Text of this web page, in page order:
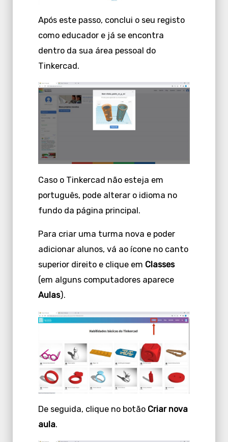
Após este passo, conclui o seu registo
como educador e já se encontra
dentro da sua área pessoal do
Tinkercad.
Caso o Tinkercad não esteja em
português, pode alterar o idioma no
fundo da página principal.
Para criar uma turma nova e poder
adicionar alunos, vá ao ícone no canto
superior direito e clique em Classes
(em alguns computadores aparece
Aulas).
De seguida, clique no botão Criar nova
aula.